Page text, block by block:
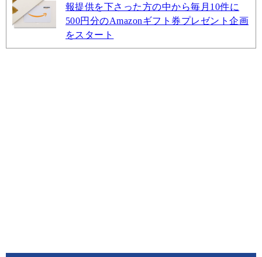
報提供を下さった方の中から毎月10件に
500円分のAmazonギフト券プレゼント企画
をスタート